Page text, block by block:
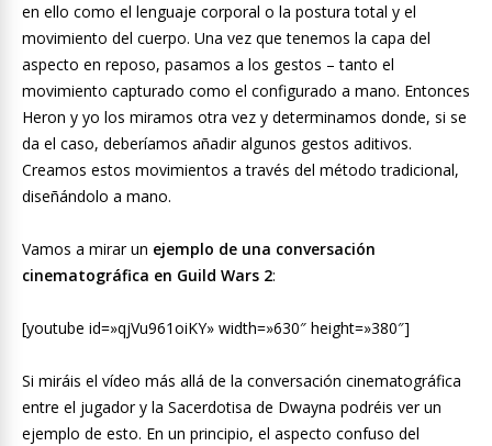
en ello como el lenguaje corporal o la postura total y el
movimiento del cuerpo. Una vez que tenemos la capa del
aspecto en reposo, pasamos a los gestos – tanto el
movimiento capturado como el configurado a mano. Entonces
Heron y yo los miramos otra vez y determinamos donde, si se
da el caso, deberíamos añadir algunos gestos aditivos.
Creamos estos movimientos a través del método tradicional,
diseñándolo a mano.
Vamos a mirar un ejemplo de una conversación
cinematográfica en Guild Wars 2:
[youtube id=»qjVu961oiKY» width=»630″ height=»380″]
Si miráis el vídeo más allá de la conversación cinematográfica
entre el jugador y la Sacerdotisa de Dwayna podréis ver un
ejemplo de esto. En un principio, el aspecto confuso del